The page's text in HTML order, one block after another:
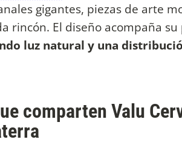
gigantes, piezas de arte
rincón. El diseño acompaña
luz natural y una
comparten Valu